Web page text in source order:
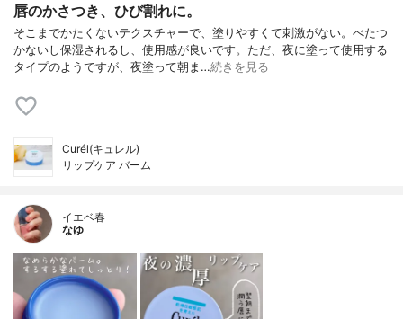
唇のかさつき、ひび割れに。
そこまでかたくないテクスチャーで、塗りやすくて刺激がない。べたつ
かないし保湿されるし、使用感が良いです。ただ、夜に塗って使用する
タイプのようですが、夜塗って朝ま…続きを見る
Curél(キュレル)
リップケア バーム
イエベ春
なゆ